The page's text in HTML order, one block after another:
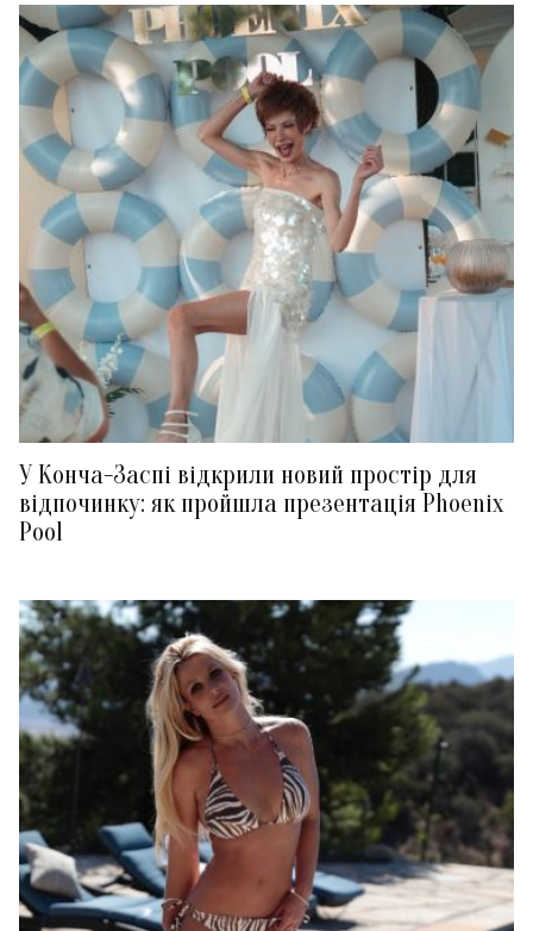
У Конча-Заспі відкрили новий простір для
відпочинку: як пройшла презентація Phoenix
Pool